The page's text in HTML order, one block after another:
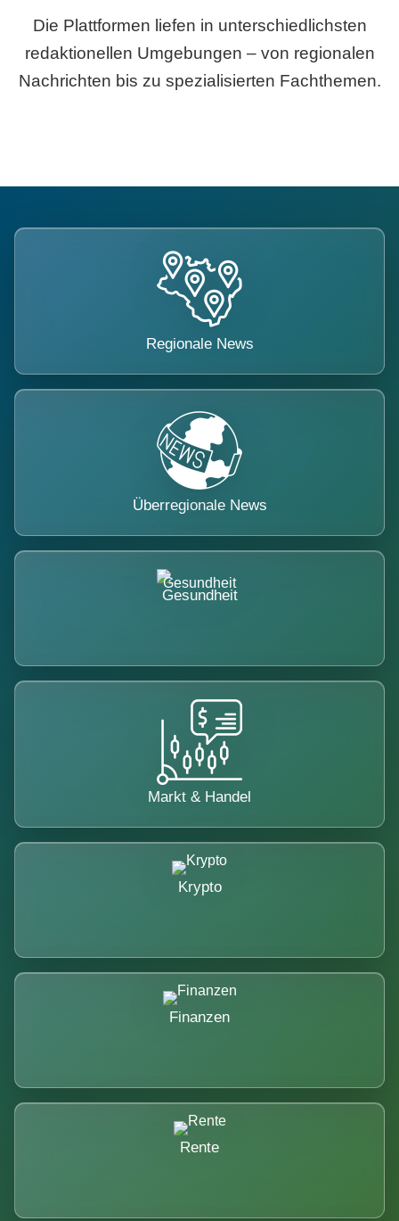
Die Plattformen liefen in unterschiedlichsten
redaktionellen Umgebungen – von regionalen
Nachrichten bis zu spezialisierten Fachthemen.
Regionale News
Überregionale News
Gesundheit
Markt & Handel
Krypto
Finanzen
Rente